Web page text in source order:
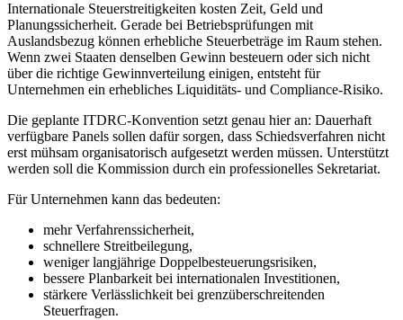
Internationale Steuerstreitigkeiten kosten Zeit, Geld und
Planungssicherheit. Gerade bei Betriebsprüfungen mit
Auslandsbezug können erhebliche Steuerbeträge im Raum stehen.
Wenn zwei Staaten denselben Gewinn besteuern oder sich nicht
über die richtige Gewinnverteilung einigen, entsteht für
Unternehmen ein erhebliches Liquiditäts- und Compliance-Risiko.
Die geplante ITDRC-Konvention setzt genau hier an: Dauerhaft
verfügbare Panels sollen dafür sorgen, dass Schiedsverfahren nicht
erst mühsam organisatorisch aufgesetzt werden müssen. Unterstützt
werden soll die Kommission durch ein professionelles Sekretariat.
Für Unternehmen kann das bedeuten:
mehr Verfahrenssicherheit,
schnellere Streitbeilegung,
weniger langjährige Doppelbesteuerungsrisiken,
bessere Planbarkeit bei internationalen Investitionen,
stärkere Verlässlichkeit bei grenzüberschreitenden
Steuerfragen.